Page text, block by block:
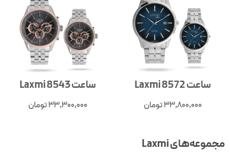
ساعت Laxmi 8543
33,300,000تومان
ساعت Laxmi 8544
33,300,000تومان
مجموعه‌های Laxmi